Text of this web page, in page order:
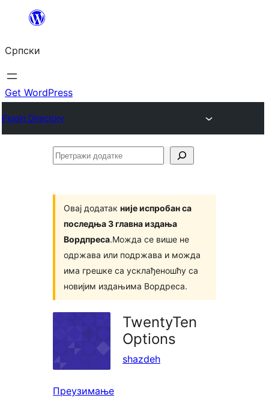
Скочи
садржај
Српски
Get WordPress
Plugin Directory
Претражи
Овај додатак није испробан са
последња 3 главна издања
Вордпреса.Можда се више не
одржава или подржава и можда
има грешке са усклађеношћу са
новијим издањима Вордреса.
TwentyTen
Options
shazdeh
Преузимање